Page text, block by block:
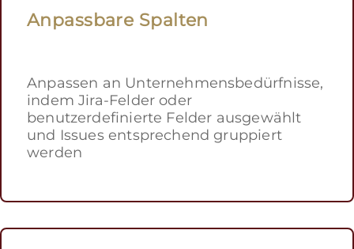
Anpassbare Spalten
Anpassen an Unternehmensbedürfnisse,
indem Jira-Felder oder
benutzerdefinierte Felder ausgewählt
und Issues entsprechend gruppiert
werden